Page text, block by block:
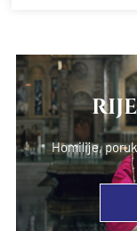
Homilije,